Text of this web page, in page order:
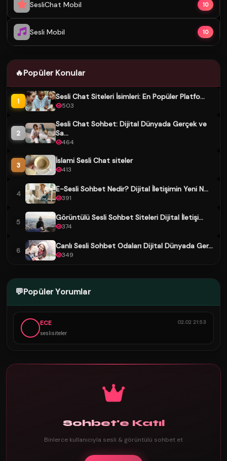
SesliChat Mobil 10
Sesli Mobil 10
🔥Popüler Konular
1 Sesli Chat Siteleri İsimleri: En Popüler Platfo...
503
2
Sesli Chat Sohbet: Dijital Dünyada Gerçek ve
Sa...
464
3 İslami Sesli Chat siteler
413
4 E-Sesli Sohbet Nedir? Dijital İletişimin Yeni N...
391
5 Görüntülü Sesli Sohbet Siteleri Dijital İletişi...
374
6 Canlı Sesli Sohbet Odaları Dijital Dünyada Ger...
349
💬Popüler Yorumlar
ECE
seslisiteler
02.02 21:53
Sohbet'e Katıl
Binlerce kullanıcıyla sesli & görüntülü sohbet et